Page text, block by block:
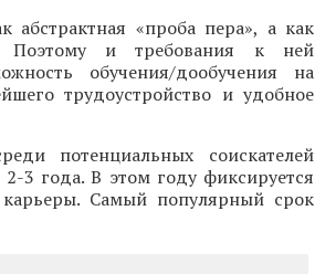
абстрактная «проба пера», а как
Поэтому и требования к ней
обучения/дообучения на
трудоустройство и удобное
потенциальных соискателей
3 года. В этом году фиксируется
карьеры. Самый популярный срок